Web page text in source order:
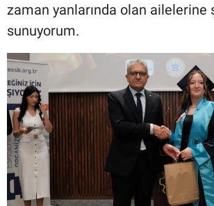
zaman yanlarında olan ailelerine
sunuyorum.